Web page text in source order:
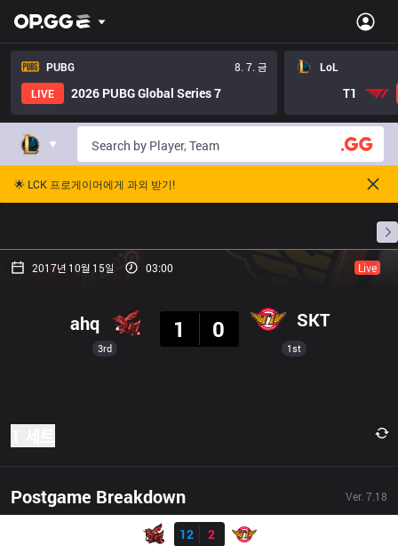
PUBG
8. 7. 금
LIVE
2026 PUBG Global Series 7
LoL
T1
🌟 LCK 프로게이머에게 과외 받기!
프로빌
2017년 10월 15일 03:00 Live
3rd
ahq
1
0 SKT
1st
Postgame Breakdown Ver. 7.18
12
2